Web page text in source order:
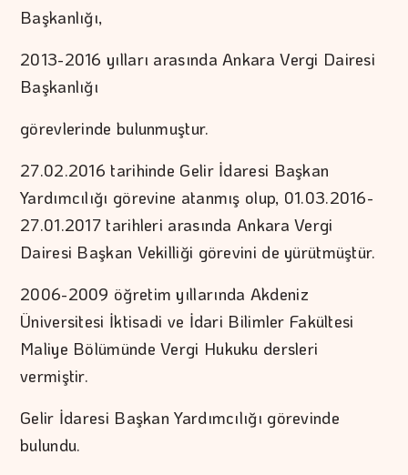
Başkanlığı,
2013-2016 yılları arasında Ankara Vergi Dairesi
Başkanlığı
görevlerinde bulunmuştur.
27.02.2016 tarihinde Gelir İdaresi Başkan
Yardımcılığı görevine atanmış olup, 01.03.2016-
27.01.2017 tarihleri arasında Ankara Vergi
Dairesi Başkan Vekilliği görevini de yürütmüştür.
2006-2009 öğretim yıllarında Akdeniz
Üniversitesi İktisadi ve İdari Bilimler Fakültesi
Maliye Bölümünde Vergi Hukuku dersleri
vermiştir.
Gelir İdaresi Başkan Yardımcılığı görevinde
bulundu.